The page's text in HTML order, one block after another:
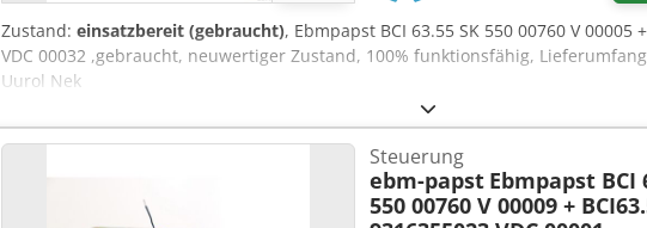
Zustand: einsatzbereit (gebraucht), Ebmpapst BCI 63.55 SK 550 00760 V 00005
VDC 00032 ,gebraucht, neuwertiger Zustand, 100% funktionsfähig,
Uurol Nek
Steuerung
ebm-papst Ebmpapst BCI
550 00760 V 00009 +